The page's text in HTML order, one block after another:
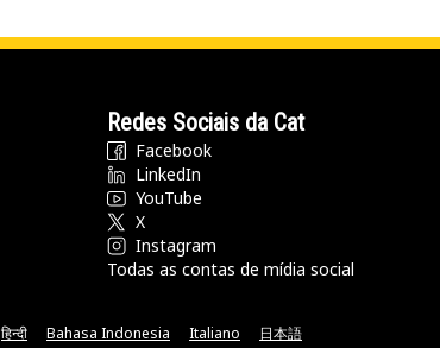
Redes Sociais da Cat
Facebook
LinkedIn
YouTube
X
Instagram
Todas as contas de mídia social
हिन्दी Bahasa Indonesia Italiano 日本語